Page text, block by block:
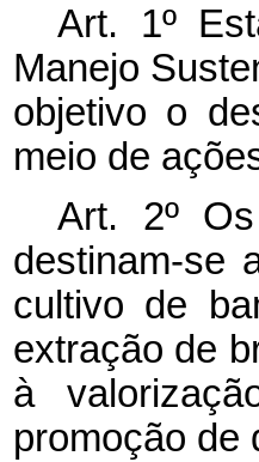
Art. 1º
Manejo
objetivo o
meio de
Art. 2º
destinam-se
cultivo de
extração de
à
promoção de